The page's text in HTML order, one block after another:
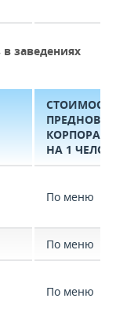
заведениях
СТОИМОСТЬ
НА 1
По меню
По меню
По меню